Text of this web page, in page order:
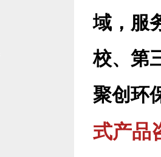
域，服
校、第
聚创环
式产品